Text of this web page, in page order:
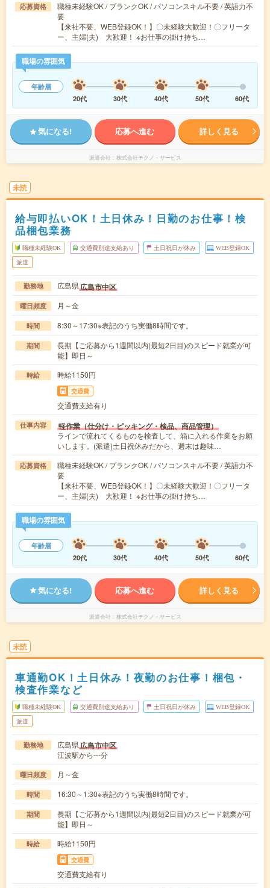
応募資格
職種未経験OK / ブランクOK / パソコンスキル不要 / 英語力不
要
【来社不要、WEB登録OK！】〇未経験大歓迎！〇フリータ
ー、主婦(夫) 大歓迎！ ※お仕事の掛け持ち…
職場の雰囲気
年齢層
20代
30代 40代 50代 60代
気になる! 応募へ進む 詳しく見る
派遣会社 株式会社テクノ・サービス
未読
給与即払いOK！土日休み！日勤のお仕事！検
品梱包業務
職種未経験OK 交通費別途支給あり 土日祝日が休み WEB登録OK
派遣
勤務地 広島県広島市中区
曜日頻度 月～金
時間 8:30～17:30※表記のうち実働8時間です。
期間
長期【ご応募から1週間以内(最短2日目)のスピード就業が可
能】即日～
時給 時給1150円
交通費
交通費支給有り
仕事内容 軽作業（仕分け・ピッキング・検品、商品管理）
ラインで流れてくるものを検査して、箱に入れる作業をお願
いします。(派遣)土日祝休みだから、週末は趣味…
応募資格
職種未経験OK / ブランクOK / パソコンスキル不要 / 英語力不
要
【来社不要、WEB登録OK！】〇未経験大歓迎！〇フリータ
ー、主婦(夫) 大歓迎！ ※お仕事の掛け持ち…
職場の雰囲気
年齢層
20代
30代 40代 50代 60代
気になる! 応募へ進む 詳しく見る
派遣会社 株式会社テクノ・サービス
未読
車通勤OK！土日休み！夜勤のお仕事！梱包・
検査作業など
職種未経験OK 交通費別途支給あり 土日祝日が休み WEB登録OK
派遣
勤務地 広島県広島市中区
江波駅から---分
曜日頻度 月～金
時間 16:30～1:30※表記のうち実働8時間です。
期間
長期【ご応募から1週間以内(最短2日目)のスピード就業が可
能】即日～
時給 時給1150円
交通費
交通費支給有り